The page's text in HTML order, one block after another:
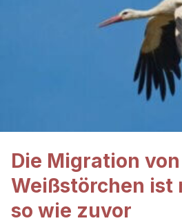
Die Migration von
Weißstörchen ist
so ​​wie zuvor